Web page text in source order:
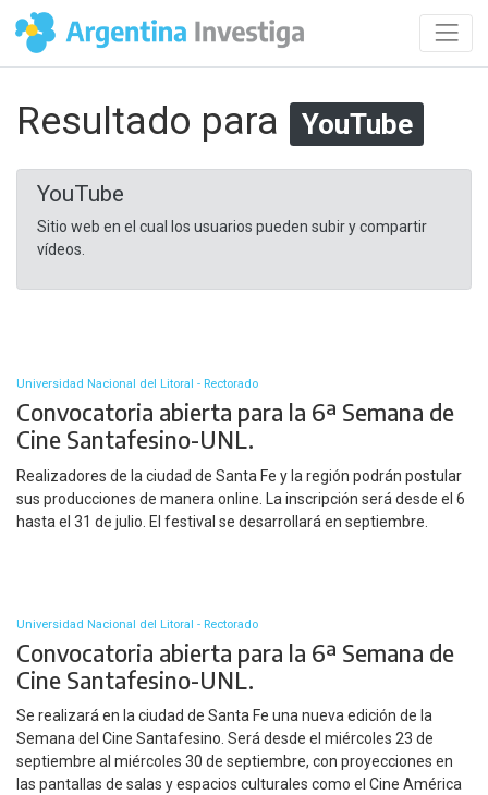
Resultado para YouTube
YouTube
Sitio web en el cual los usuarios pueden subir y compartir
vídeos.
Universidad Nacional del Litoral - Rectorado
Convocatoria abierta para la 6ª Semana de
Cine Santafesino-UNL.
Realizadores de la ciudad de Santa Fe y la región podrán postular
sus producciones de manera online. La inscripción será desde el 6
hasta el 31 de julio. El festival se desarrollará en septiembre.
Universidad Nacional del Litoral - Rectorado
Convocatoria abierta para la 6ª Semana de
Cine Santafesino-UNL.
Se realizará en la ciudad de Santa Fe una nueva edición de la
Semana del Cine Santafesino. Será desde el miércoles 23 de
septiembre al miércoles 30 de septiembre, con proyecciones en
las pantallas de salas y espacios culturales como el Cine América